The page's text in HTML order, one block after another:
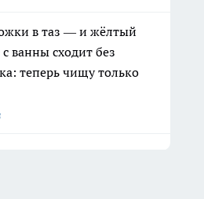
в таз — и жёлтый
с ванны сходит без
теперь чищу только